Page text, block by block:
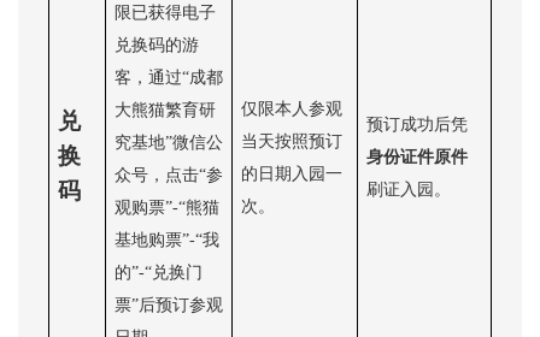
兑
换
码
限已获得电子
兑换码的游
客，通过“成都
大熊猫繁育研
究基地”微信公
众号，点击“参
观购票”-“熊猫
基地购票”-“我
的”-“兑换门
票”后预订参观
仅限本人参观
当天按照预订
的日期入园一
次。
预订成功后凭
身份证件原件
刷证入园。